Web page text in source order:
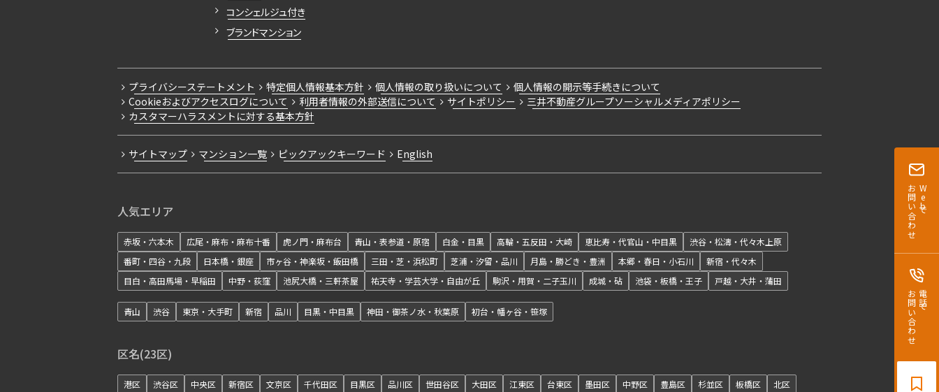
Webで
お問い合わせ
電話で
お問い合わせ
コンシェルジュ付き
ブランドマンション
プライバシーステートメント 特定個人情報基本方針 個人情報の取り扱いについて
個人情報の開示等手続きについて
Cookieおよびアクセスログについて
利用者情報の外部送信について サイトポリシー
三井不動産グループソーシャルメディアポリシー
カスタマーハラスメントに対する基本方針
サイトマップ マンション一覧 ピックアックキーワード English
人気エリア
赤坂・六本木 広尾・麻布・麻布十番 虎ノ門・麻布台 青山・表参道・原宿 白金・目黒 高輪・五反田・大崎 恵比寿・代官山・中目黒
渋谷・松濤・代々木上原
番町・四谷・九段
日本橋・銀座 市ヶ谷・神楽坂・飯田橋 三田・芝・浜松町 芝浦・汐留・品川 月島・勝どき・豊洲 本郷・春日・小石川
新宿・代々木
目白・高田馬場・早稲田
中野・荻窪 池尻大橋・三軒茶屋 祐天寺・学芸大学・自由が丘 駒沢・用賀・二子玉川 成城・砧 池袋・板橋・王子 戸越・大井・蒲田
青山 渋谷 東京・大手町 新宿 品川 目黒・中目黒 神田・御茶ノ水・秋葉原 初台・幡ヶ谷・笹塚
区名(23区)
港区 渋谷区 中央区 新宿区 文京区 千代田区 目黒区 品川区 世田谷区 大田区 江東区 台東区 墨田区 中野区 豊島区 杉並区 板橋区
北区